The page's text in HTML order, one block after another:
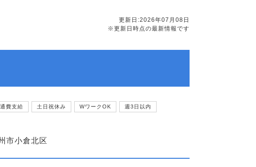
更新日:2026年07月08日
※更新日時点の最新情報です
費支給 土日祝休み WワークOK 週3日以内
市小倉北区